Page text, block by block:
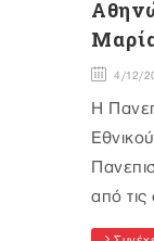
4/12/
Η
από